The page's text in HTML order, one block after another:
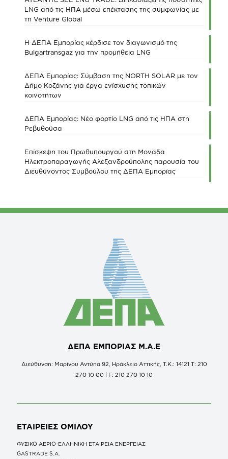
LNG από τις ΗΠΑ μέσω επέκτασης της συμφωνίας με
τη Venture Global
Η ΔΕΠΑ Εμπορίας κέρδισε τον διαγωνισμό της
Bulgartransgaz για την προμήθεια LNG
ΔΕΠΑ Εμπορίας: Σύμβαση της NORTH SOLAR με τον
Δήμο Κοζάνης για έργα ενίσχυσης τοπικών
κοινοτήτων
ΔΕΠΑ Εμπορίας: Νέο φορτίο LNG από τις ΗΠΑ στη
Ρεβυθούσα
Επίσκεψη του Πρωθυπουργού στη Μονάδα
Ηλεκτροπαραγωγής Αλεξανδρούπολης παρουσία του
Διευθύνοντος Συμβούλου της ΔΕΠΑ Εμπορίας
ΔΕΠΑ ΕΜΠΟΡΙΑΣ Μ.Α.Ε
Διεύθυνση: Μαρίνου Αντύπα 92, Ηράκλειο Αττικής, Τ.Κ.: 14121 Τ: 210
270 10 00 | F: 210 270 10 10
ΕΤΑΙΡΕΙΕΣ ΟΜΙΛΟΥ
ΦΥΣΙΚΟ ΑΕΡΙΟ-ΕΛΛΗΝΙΚΗ ΕΤΑΙΡΕΙΑ ΕΝΕΡΓΕΙΑΣ
GASTRADE S.A.